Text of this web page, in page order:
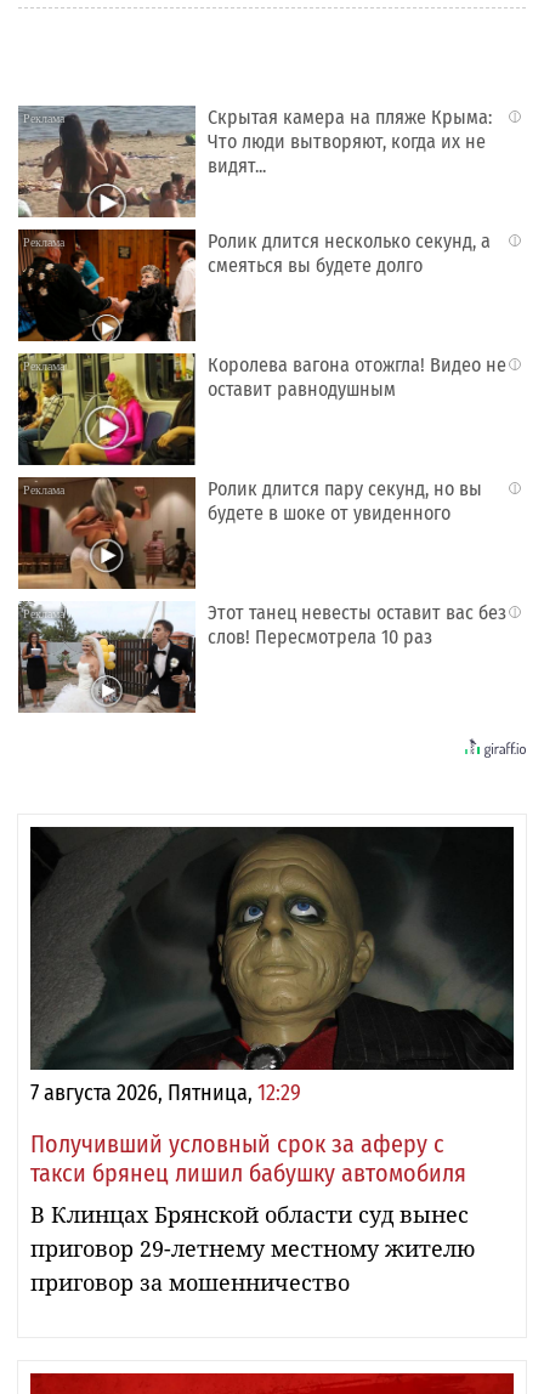
i
Скрытая камера на пляже Крыма:
Что люди вытворяют, когда их не
видят...
i
Ролик длится несколько секунд, а
смеяться вы будете долго
i
Королева вагона отожгла! Видео не
оставит равнодушным
i
Ролик длится пару секунд, но вы
будете в шоке от увиденного
i
Этот танец невесты оставит вас без
слов! Пересмотрела 10 раз
7 августа 2026, Пятница, 12:29
Получивший условный срок за аферу с
такси брянец лишил бабушку автомобиля
В Клинцах Брянской области суд вынес
приговор 29-летнему местному жителю
приговор за мошенничество